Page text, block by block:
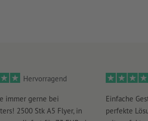
Hervorragend
immer gerne bei
2500 Stk A5 Flyer, in
Einfache
perfekte